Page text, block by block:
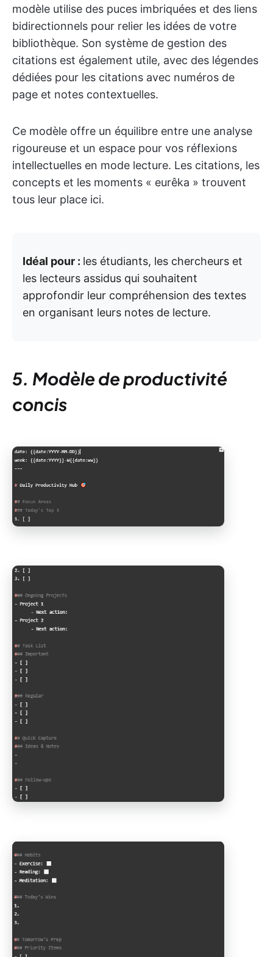
modèle utilise des puces imbriquées et des liens
bidirectionnels pour relier les idées de votre
bibliothèque. Son système de gestion des
citations est également utile, avec des légendes
dédiées pour les citations avec numéros de
page et notes contextuelles.
Ce modèle offre un équilibre entre une analyse
rigoureuse et un espace pour vos réflexions
intellectuelles en mode lecture. Les citations, les
concepts et les moments « eurêka » trouvent
tous leur place ici.
Idéal pour : les étudiants, les chercheurs et
les lecteurs assidus qui souhaitent
approfondir leur compréhension des textes
en organisant leurs notes de lecture.
5. Modèle de productivité
concis